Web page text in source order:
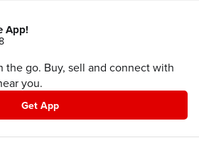
App!
the go. Buy, sell and connect with
you.
Get App